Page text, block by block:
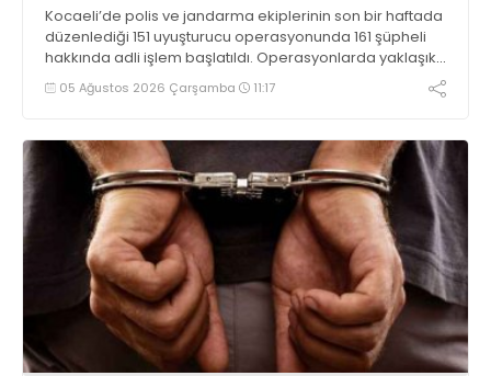
Kocaeli’de polis ve jandarma ekiplerinin son bir haftada
düzenlediği 151 uyuşturucu operasyonunda 161 şüpheli
hakkında adli işlem başlatıldı. Operasyonlarda yaklaşık
2 kilogram uyuşturucu madde ile 121 kök kenevir bitkisi
ele geçirilirken, 9 şüpheli tutuklandı
05 Ağustos 2026 Çarşamba 11:17